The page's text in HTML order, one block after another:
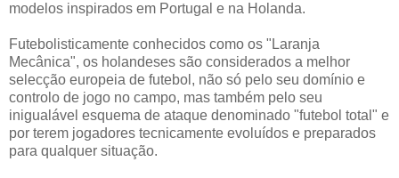
modelos inspirados em Portugal e na Holanda.
Futebolisticamente conhecidos como os "Laranja
Mecânica", os holandeses são considerados a melhor
selecção europeia de futebol, não só pelo seu domínio e
controlo de jogo no campo, mas também pelo seu
inigualável esquema de ataque denominado "futebol total" e
por terem jogadores tecnicamente evoluídos e preparados
para qualquer situação.